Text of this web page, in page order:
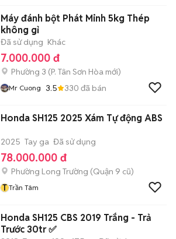
Máy đánh bột Phát Minh 5kg Thép
không gỉ
Đã sử dụng Khác
7.000.000 đ
Phường 3 (P. Tân Sơn Hòa mới)
Mr Cuong 3.5 330 đã bán
Honda SH125 2025 Xám Tự động ABS
2025 Tay ga Đã sử dụng
78.000.000 đ
Phường Long Trường (Quận 9 cũ)
T Trần Tâm
Honda SH125 CBS 2019 Trắng - Trả
Trước 30tr ✅